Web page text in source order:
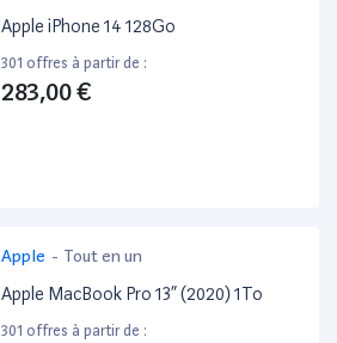
Apple iPhone 14 128Go
301 offres à partir de :
283,00 €
Apple - Tout en un
Apple MacBook Pro 13” (2020) 1To
301 offres à partir de :